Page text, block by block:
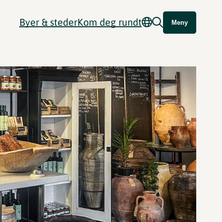
Byer & stederKom deg rundt Meny